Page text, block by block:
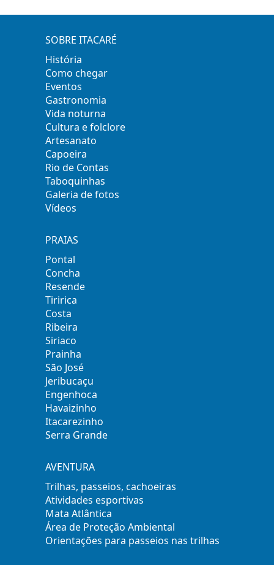
SOBRE ITACARÉ
História
Como chegar
Eventos
Gastronomia
Vida noturna
Cultura e folclore
Artesanato
Capoeira
Rio de Contas
Taboquinhas
Galeria de fotos
Vídeos
PRAIAS
Pontal
Concha
Resende
Tiririca
Costa
Ribeira
Siriaco
Prainha
São José
Jeribucaçu
Engenhoca
Havaizinho
Itacarezinho
Serra Grande
AVENTURA
Trilhas, passeios, cachoeiras
Atividades esportivas
Mata Atlântica
Área de Proteção Ambiental
Orientações para passeios nas trilhas